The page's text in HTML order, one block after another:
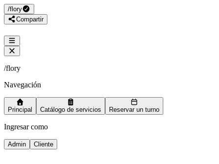
/flory
Compartir
/flory
Navegación
Principal Catálogo de servicios Reservar un turno
Ingresar como
Admin Cliente